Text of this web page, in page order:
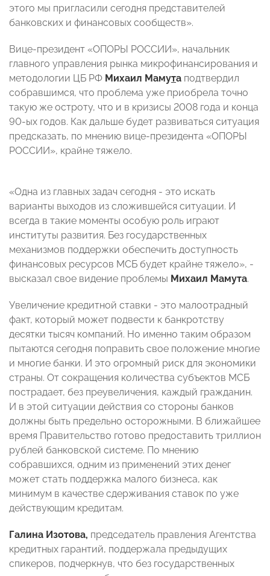
этого мы пригласили сегодня представителей
банковских и финансовых сообществ».
Вице-президент «ОПОРЫ РОССИИ», начальник
главного управления рынка микрофинансирования и
методологии ЦБ РФ Михаил Мамута подтвердил
собравшимся, что проблема уже приобрела точно
такую же остроту, что и в кризисы 2008 года и конца
90-ых годов. Как дальше будет развиваться ситуация
предсказать, по мнению вице-президента «ОПОРЫ
РОССИИ», крайне тяжело.
«Одна из главных задач сегодня - это искать
варианты выходов из сложившейся ситуации. И
всегда в такие моменты особую роль играют
институты развития. Без государственных
механизмов поддержки обеспечить доступность
финансовых ресурсов МСБ будет крайне тяжело», -
высказал свое видение проблемы Михаил Мамута.
Увеличение кредитной ставки - это малоотрадный
факт, который может подвести к банкротству
десятки тысяч компаний. Но именно таким образом
пытаются сегодня поправить свое положение многие
и многие банки. И это огромный риск для экономики
страны. От сокращения количества субъектов МСБ
пострадает, без преувеличения, каждый гражданин.
И в этой ситуации действия со стороны банков
должны быть предельно осторожными. В ближайшее
время Правительство готово предоставить триллион
рублей банковской системе. По мнению
собравшихся, одним из применений этих денег
может стать поддержка малого бизнеса, как
минимум в качестве сдерживания ставок по уже
действующим кредитам.
Галина Изотова, председатель правления Агентства
кредитных гарантий, поддержала предыдущих
спикеров, подчеркнув, что без государственных